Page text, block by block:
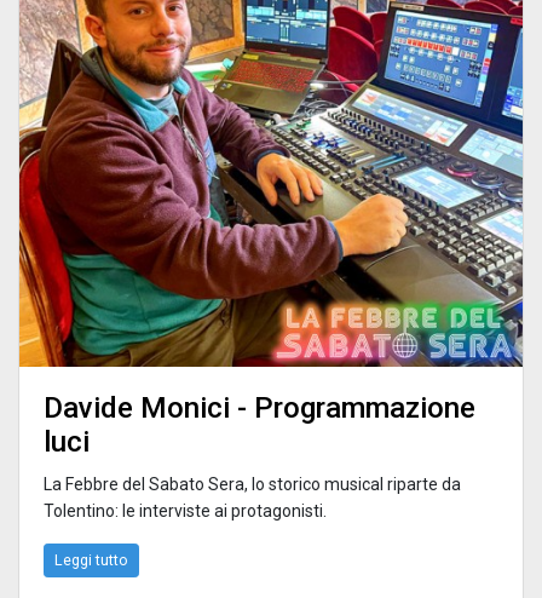
Davide Monici - Programmazione
luci
La Febbre del Sabato Sera, lo storico musical riparte da
Tolentino: le interviste ai protagonisti.
Leggi tutto